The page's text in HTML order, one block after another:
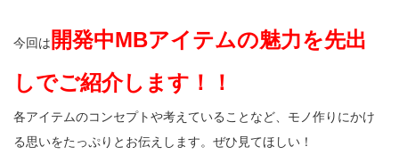
今回は 開発中MBアイテムの魅力を先出
しでご紹介します！！
各アイテムのコンセプトや考えていることなど、モノ作りにかけ
る思いをたっぷりとお伝えします。ぜひ見てほしい！